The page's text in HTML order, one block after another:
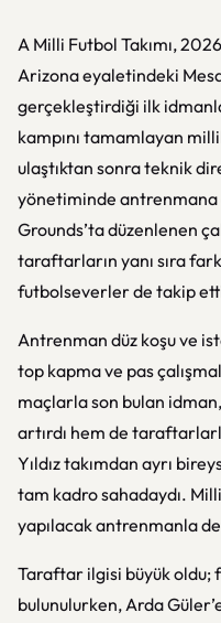
A Milli Futbol Takımı,
Arizona eyaletindeki
gerçekleştirdiği ilk
kampını tamamlayan
ulaştıktan sonra teknik
yönetiminde antrenmana
Grounds’ta düzenlenen
taraftarların yanı sıra
futbolseverler de takip
Antrenman düz koşu ve
top kapma ve pas
maçlarla son bulan
artırdı hem de
Yıldız takımdan ayrı
tam kadro sahadaydı.
yapılacak antrenmanla
Taraftar ilgisi büyük
bulunulurken, Arda